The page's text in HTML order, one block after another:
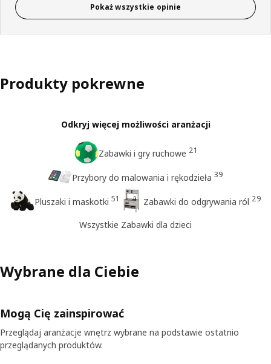
Pokaż wszystkie opinie
Produkty pokrewne
Odkryj więcej możliwości aranżacji
Zabawki i gry ruchowe 21
Przybory do malowania i rękodzieła 39
Pluszaki i maskotki 51 Zabawki do odgrywania ról 29
Wszystkie Zabawki dla dzieci
Wybrane dla Ciebie
Mogą Cię zainspirować
Przeglądaj aranżacje wnętrz wybrane na podstawie ostatnio
przeglądanych produktów.